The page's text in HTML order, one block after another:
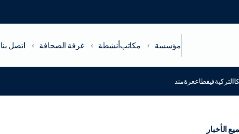
مؤسسة مكاتبأنشطة غرفة الصحافة اتصل بنا
الأخبار